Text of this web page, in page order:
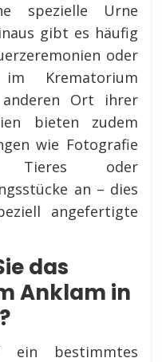
spezielle Urne
gibt es häufig
oder
im Krematorium
Ort ihrer
bieten zudem
wie Fotografie
Tieres oder
an – dies
angefertigte
das
Anklam in
ein bestimmtes